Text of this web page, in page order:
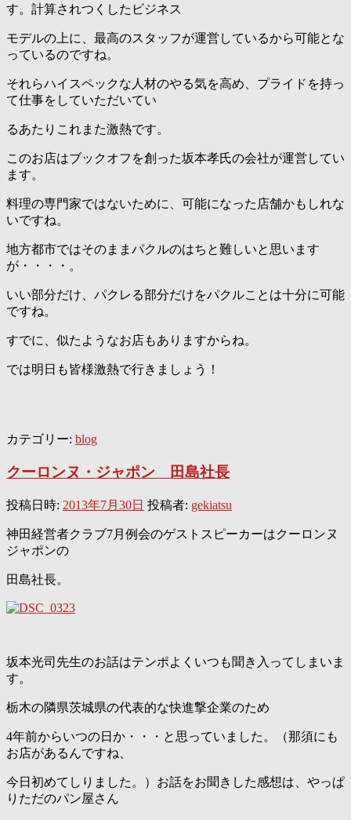
す。計算されつくしたビジネス
モデルの上に、最高のスタッフが運営しているから可能とな
っているのですね。
それらハイスペックな人材のやる気を高め、プライドを持っ
て仕事をしていただいてい
るあたりこれまた激熱です。
このお店はブックオフを創った坂本孝氏の会社が運営してい
ます。
料理の専門家ではないために、可能になった店舗かもしれな
いですね。
地方都市ではそのままパクルのはちと難しいと思います
が・・・・。
いい部分だけ、パクレる部分だけをパクルことは十分に可能
ですね。
すでに、似たようなお店もありますからね。
では明日も皆様激熱で行きましょう！
カテゴリー: blog
クーロンヌ・ジャポン 田島社長
投稿日時: 2013年7月30日 投稿者: gekiatsu
神田経営者クラブ7月例会のゲストスピーカーはクーロンヌ
ジャポンの
田島社長。
坂本光司先生のお話はテンポよくいつも聞き入ってしまいま
す。
栃木の隣県茨城県の代表的な快進撃企業のため
4年前からいつの日か・・・と思っていました。（那須にも
お店があるんですね、
今日初めてしりました。）お話をお聞きした感想は、やっぱ
りただのパン屋さん